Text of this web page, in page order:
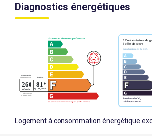
Diagnostics énergétiques
Logement à consommation énergétique